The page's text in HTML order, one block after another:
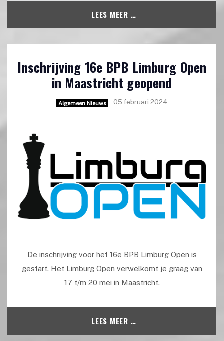
LEES MEER …
Inschrijving 16e BPB Limburg Open
in Maastricht geopend
Algemeen Nieuws 05 februari 2024
De inschrijving voor het 16e BPB Limburg Open is
gestart. Het Limburg Open verwelkomt je graag van
17 t/m 20 mei in Maastricht.
LEES MEER …